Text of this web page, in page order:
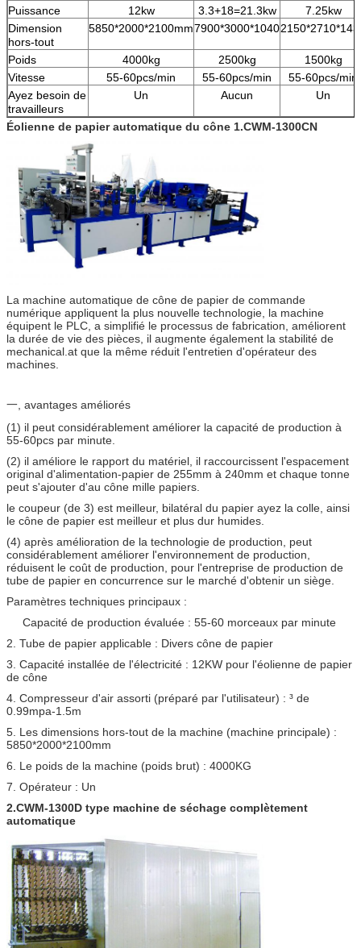
Puissance
12kw 3.3+18=21.3kw
7.25kw
Dimension
hors-tout
5850*2000*2100mm7900*3000*1040
Poids 4000kg 2500kg
1500kg
Vitesse
55-60pcs/min 55-60pcs/min
55-60pcs/min
Ayez besoin de
travailleurs
Un Aucun Un
Éolienne de papier automatique du cône 1.CWM-1300CN
La machine automatique de cône de papier de commande
numérique appliquent la plus nouvelle technologie, la machine
équipent le PLC, a simplifié le processus de fabrication, améliorent
la durée de vie des pièces, il augmente également la stabilité de
mechanical.at que la même réduit l'entretien d'opérateur des
machines.
一, avantages améliorés
(1) il peut considérablement améliorer la capacité de production à
55-60pcs par minute.
(2) il améliore le rapport du matériel, il raccourcissent l'espacement
original d'alimentation-papier de 255mm à 240mm et chaque tonne
peut s'ajouter d'au cône mille papiers.
le coupeur (de 3) est meilleur, bilatéral du papier ayez la colle, ainsi
le cône de papier est meilleur et plus dur humides.
(4) après amélioration de la technologie de production, peut
considérablement améliorer l'environnement de production,
réduisent le coût de production, pour l'entreprise de production de
tube de papier en concurrence sur le marché d'obtenir un siège.
Paramètres techniques principaux :
Capacité de production évaluée : 55-60 morceaux par minute
2. Tube de papier applicable : Divers cône de papier
3. Capacité installée de l'électricité : 12KW pour l'éolienne de papier
de cône
4. Compresseur d'air assorti (préparé par l'utilisateur) : ³ de
0.99mpa-1.5m
5. Les dimensions hors-tout de la machine (machine principale) :
5850*2000*2100mm
6. Le poids de la machine (poids brut) : 4000KG
7. Opérateur : Un
2.CWM-1300D type machine de séchage complètement
automatique